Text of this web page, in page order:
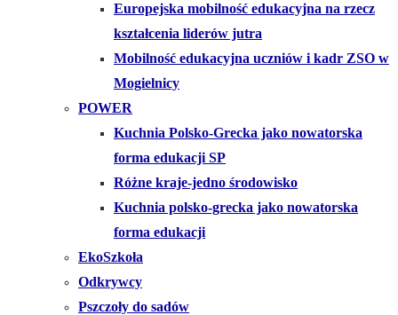
Europejska mobilność edukacyjna na rzecz
kształcenia liderów jutra
Mobilność edukacyjna uczniów i kadr ZSO w
Mogielnicy
POWER
Kuchnia Polsko-Grecka jako nowatorska
forma edukacji SP
Różne kraje-jedno środowisko
Kuchnia polsko-grecka jako nowatorska
forma edukacji
EkoSzkoła
Odkrywcy
Pszczoły do sadów